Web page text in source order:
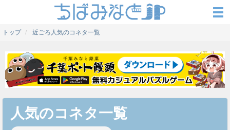
トップ 近ごろ人気のコネタ一覧
人気のコネタ一覧